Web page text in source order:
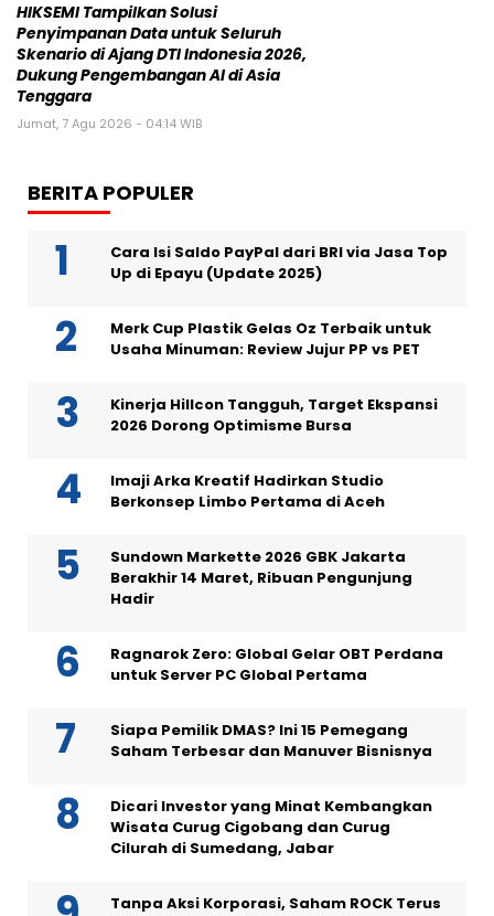
HIKSEMI Tampilkan Solusi
Penyimpanan Data untuk Seluruh
Skenario di Ajang DTI Indonesia 2026,
Dukung Pengembangan AI di Asia
Tenggara
Jumat, 7 Agu 2026 - 04:14 WIB
BERITA POPULER
Cara Isi Saldo PayPal dari BRI via Jasa Top
Up di Epayu (Update 2025)
Merk Cup Plastik Gelas Oz Terbaik untuk
Usaha Minuman: Review Jujur PP vs PET
Kinerja Hillcon Tangguh, Target Ekspansi
2026 Dorong Optimisme Bursa
Imaji Arka Kreatif Hadirkan Studio
Berkonsep Limbo Pertama di Aceh
Sundown Markette 2026 GBK Jakarta
Berakhir 14 Maret, Ribuan Pengunjung
Hadir
Ragnarok Zero: Global Gelar OBT Perdana
untuk Server PC Global Pertama
Siapa Pemilik DMAS? Ini 15 Pemegang
Saham Terbesar dan Manuver Bisnisnya
Dicari Investor yang Minat Kembangkan
Wisata Curug Cigobang dan Curug
Cilurah di Sumedang, Jabar
Tanpa Aksi Korporasi, Saham ROCK Terus